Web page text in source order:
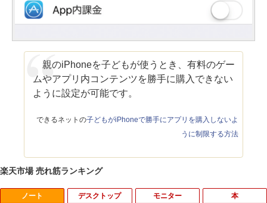
親のiPhoneを子どもが使うとき、有料のゲー
ムやアプリ内コンテンツを勝手に購入できない
ように設定が可能です。
できるネットの子どもがiPhoneで勝手にアプリを購入しないよ
うに制限する方法
楽天市場 売れ筋ランキング
ノート デスクトップ モニター 本